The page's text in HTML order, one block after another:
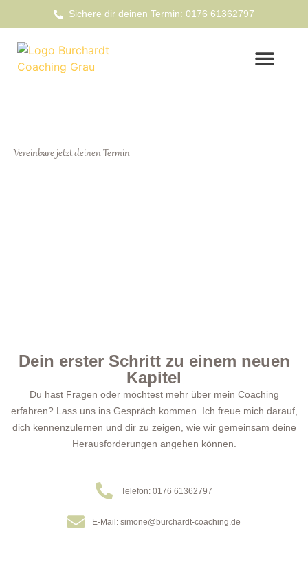
Sichere dir deinen Termin: 0176 61362797
Vereinbare jetzt deinen Termin
Dein erster Schritt zu einem neuen
Kapitel
Du hast Fragen oder möchtest mehr über mein Coaching
erfahren? Lass uns ins Gespräch kommen. Ich freue mich darauf,
dich kennenzulernen und dir zu zeigen, wie wir gemeinsam deine
Herausforderungen angehen können.
Telefon: 0176 61362797
E-Mail: simone@burchardt-coaching.de